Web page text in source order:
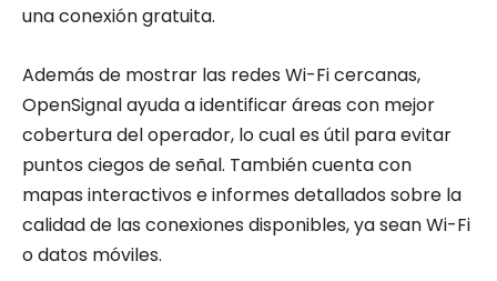
una conexión gratuita.
Además de mostrar las redes Wi-Fi cercanas,
OpenSignal ayuda a identificar áreas con mejor
cobertura del operador, lo cual es útil para evitar
puntos ciegos de señal. También cuenta con
mapas interactivos e informes detallados sobre la
calidad de las conexiones disponibles, ya sean Wi-Fi
o datos móviles.